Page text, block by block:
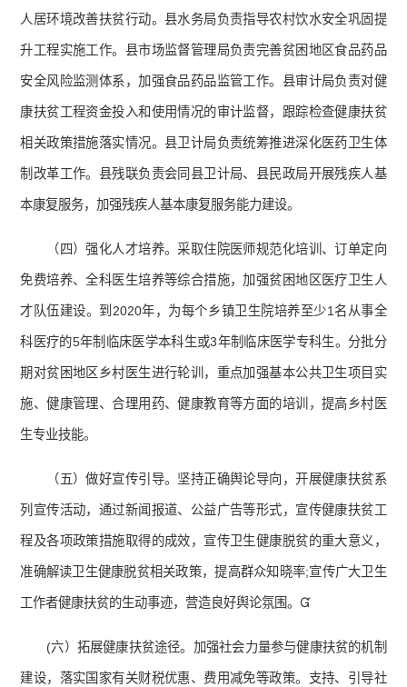
人居环境改善扶贫行动。县水务局负责指导农村饮水安全巩固提
升工程实施工作。县市场监督管理局负责完善贫困地区食品药品
安全风险监测体系，加强食品药品监管工作。县审计局负责对健
康扶贫工程资金投入和使用情况的审计监督，跟踪检查健康扶贫
相关政策措施落实情况。县卫计局负责统筹推进深化医药卫生体
制改革工作。县残联负责会同县卫计局、县民政局开展残疾人基
本康复服务，加强残疾人基本康复服务能力建设。
（四）强化人才培养。采取住院医师规范化培训、订单定向
免费培养、全科医生培养等综合措施，加强贫困地区医疗卫生人
才队伍建设。到2020年，为每个乡镇卫生院培养至少1名从事全
科医疗的5年制临床医学本科生或3年制临床医学专科生。分批分
期对贫困地区乡村医生进行轮训，重点加强基本公共卫生项目实
施、健康管理、合理用药、健康教育等方面的培训，提高乡村医
生专业技能。
（五）做好宣传引导。坚持正确舆论导向，开展健康扶贫系
列宣传活动，通过新闻报道、公益广告等形式，宣传健康扶贫工
程及各项政策措施取得的成效，宣传卫生健康脱贫的重大意义，
准确解读卫生健康脱贫相关政策，提高群众知晓率;宣传广大卫生
工作者健康扶贫的生动事迹，营造良好舆论氛围。
(六）拓展健康扶贫途径。加强社会力量参与健康扶贫的机制
建设，落实国家有关财税优惠、费用减免等政策。支持、引导社